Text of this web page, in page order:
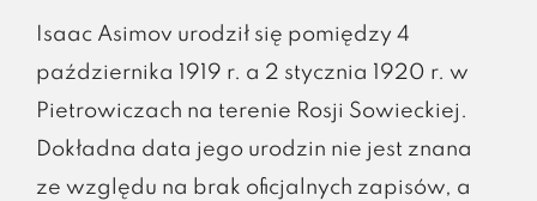
Isaac Asimov urodził się pomiędzy 4
października 1919 r. a 2 stycznia 1920 r. w
Pietrowiczach na terenie Rosji Sowieckiej.
Dokładna data jego urodzin nie jest znana
ze względu na brak oficjalnych zapisów, a